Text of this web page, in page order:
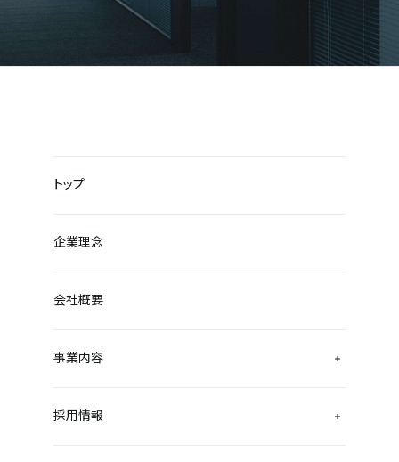
トップ
企業理念
会社概要
事業内容
採用情報